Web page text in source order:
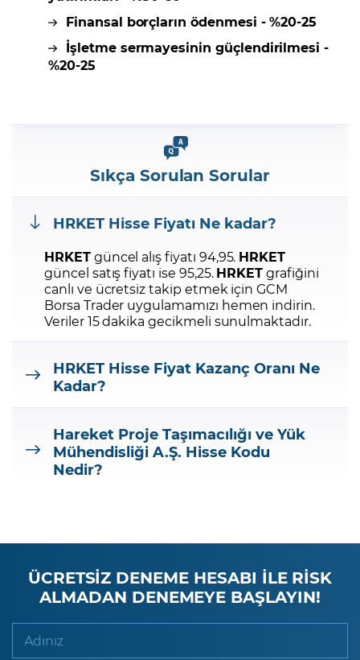
Finansal borçların ödenmesi - %20-25
İşletme sermayesinin güçlendirilmesi -
%20-25
Sıkça Sorulan Sorular
HRKET Hisse Fiyatı Ne kadar?
HRKETgüncel alış fiyatı 94,95. HRKET
güncel satış fiyatı ise 95,25.HRKETgrafiğini
canlı ve ücretsiz takip etmek için GCM
Borsa Trader uygulamamızı hemen indirin.
Veriler 15 dakika gecikmeli sunulmaktadır.
HRKET Hisse Fiyat Kazanç Oranı Ne
Kadar?
Hareket Proje Taşımacılığı ve Yük
Mühendisliği A.Ş. Hisse Kodu
Nedir?
ÜCRETSİZ DENEME HESABI İLE RİSK
ALMADAN DENEMEYE BAŞLAYIN!
Adınız